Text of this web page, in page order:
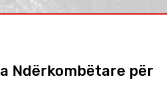
Ndërkombëtare për